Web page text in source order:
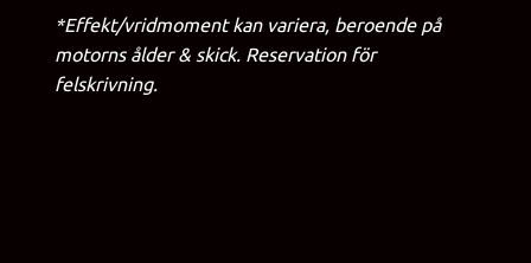
*Effekt/vridmoment kan variera, beroende på
motorns ålder & skick. Reservation för
felskrivning.